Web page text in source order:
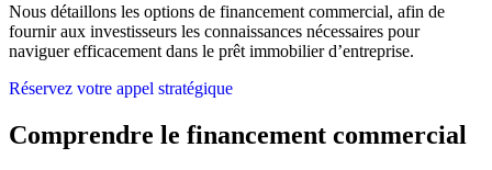
Nous détaillons les options de financement commercial, afin de
fournir aux investisseurs les connaissances nécessaires pour
naviguer efficacement dans le prêt immobilier d’entreprise.
Réservez votre appel stratégique
Comprendre le financement commercial